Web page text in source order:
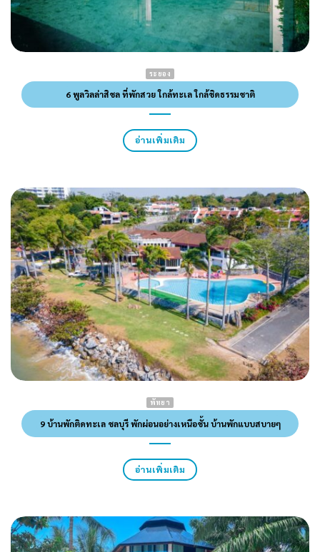
ระยอง
6 พูลวิลล่าสิชล ที่พักสวย ใกล้ทะเล ใกล้ชิดธรรมชาติ
อ่านเพิ่มเติม
พัทยา
9 บ้านพักติดทะเล ชลบุรี พักผ่อนอย่างเหนือชั้น บ้านพักแบบสบายๆ
อ่านเพิ่มเติม